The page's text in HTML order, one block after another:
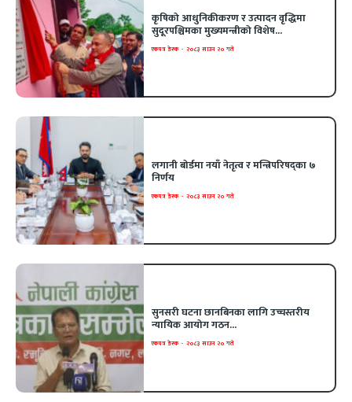
कृषिको आधुनिकीकरण र उत्पादन वृद्धिमा
सुदूरपश्चिमका मुख्यमन्त्रीको विशेष...
एकपत्र डेस्क - २०८३ साउन २० गते
लगानी बोर्डमा नयाँ नेतृत्व र मन्त्रिपरिषद्का ७
निर्णय
एकपत्र डेस्क - २०८३ साउन २० गते
सुनसरी घटना छानबिनका लागि उच्चस्तरीय
न्यायिक आयोग गठन...
एकपत्र डेस्क - २०८३ साउन २० गते